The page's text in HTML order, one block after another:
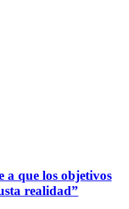
a que los objetivos
realidad”